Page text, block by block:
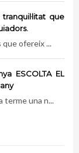
que
ofereix ...
ESCOLTA EL
terme una n...